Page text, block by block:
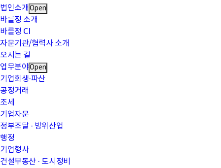
법인소개 Open
바를정 소개
바를정 CI
자문기관/협력사 소개
오시는 길
업무분야Open
기업회생·파산
공정거래
조세
기업자문
정부조달 · 방위산업
행정
기업형사
건설부동산 · 도시정비